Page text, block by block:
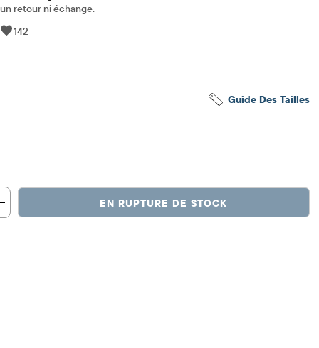
retour ni échange.
142
Guide Des Tailles
EN RUPTURE DE STOCK